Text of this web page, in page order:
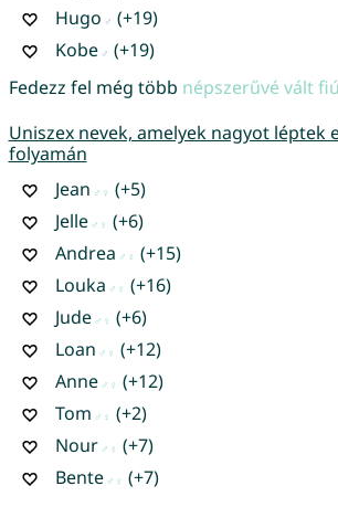
Hugo
(+19)
Kobe
(+19)
Fedezz fel még több népszerűvé vált
Uniszex nevek, amelyek nagyot léptek
folyamán
Jean
(+5)
Jelle
(+6)
Andrea
(+15)
Louka
(+16)
Jude
(+6)
Loan
(+12)
Anne
(+12)
Tom
(+2)
Nour
(+7)
Bente
(+7)